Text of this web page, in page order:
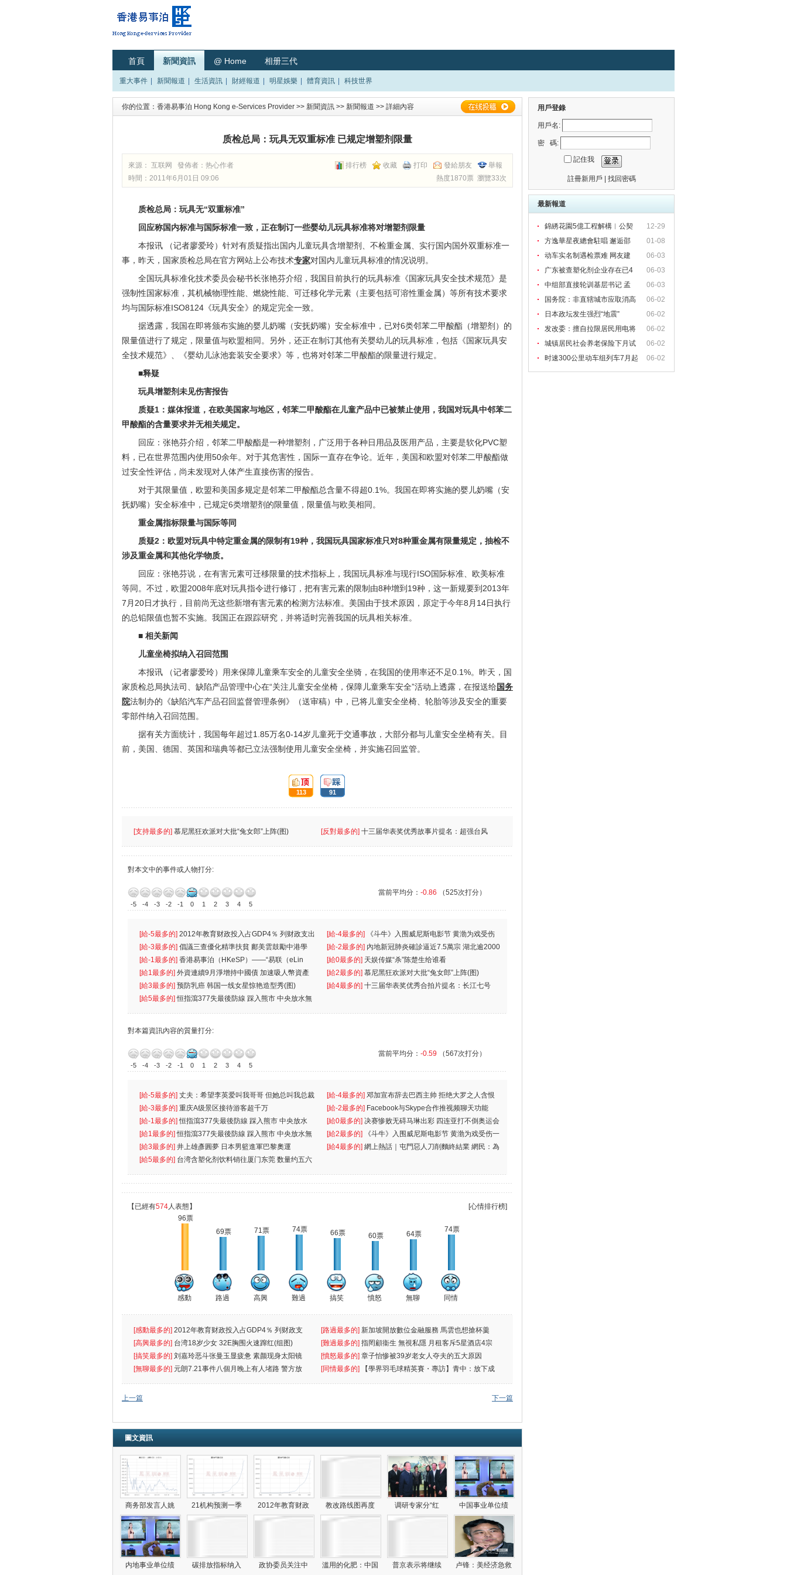
首頁 新聞資訊 @ Home 相册三代
重大事件 新聞報道 生活資訊 財經報道 明星娛樂 體育資訊 科技世界
你的位置： 香港易事泊 Hong Kong e-Services Provider >> 新聞資訊 >> 新聞報道 >> 詳細內容
质检总局：玩具无双重标准 已规定增塑剂限量
排行榜 收藏 打印 發給朋友 舉報
來源： 互联网 發佈者： 热心作者
熱度1870票 瀏覽33次
時間：2011年6月01日 09:06
质检总局：玩具无“双重标准”
回应称国内标准与国际标准一致，正在制订一些婴幼儿玩具标准将对增塑剂限量
本报讯 （记者廖爱玲）针对有质疑指出国内儿童玩具含增塑剂、不检重金属、实行国内国外双重标准一
事，昨天，国家质检总局在官方网站上公布技术专家对国内儿童玩具标准的情况说明。
全国玩具标准化技术委员会秘书长张艳芬介绍，我国目前执行的玩具标准《国家玩具安全技术规范》是
强制性国家标准，其机械物理性能、燃烧性能、可迁移化学元素（主要包括可溶性重金属）等所有技术要求
均与国际标准ISO8124《玩具安全》的规定完全一致。
据透露，我国在即将颁布实施的婴儿奶嘴（安抚奶嘴）安全标准中，已对6类邻苯二甲酸酯（增塑剂）的
限量值进行了规定，限量值与欧盟相同。另外，还正在制订其他有关婴幼儿的玩具标准，包括《国家玩具安
全技术规范》、《婴幼儿泳池套装安全要求》等，也将对邻苯二甲酸酯的限量进行规定。
■释疑
玩具增塑剂未见伤害报告
质疑1：媒体报道，在欧美国家与地区，邻苯二甲酸酯在儿童产品中已被禁止使用，我国对玩具中邻苯二
甲酸酯的含量要求并无相关规定。
回应：张艳芬介绍，邻苯二甲酸酯是一种增塑剂，广泛用于各种日用品及医用产品，主要是软化PVC塑
料，已在世界范围内使用50余年。对于其危害性，国际一直存在争论。近年，美国和欧盟对邻苯二甲酸酯做
过安全性评估，尚未发现对人体产生直接伤害的报告。
对于其限量值，欧盟和美国多规定是邻苯二甲酸酯总含量不得超0.1%。我国在即将实施的婴儿奶嘴（安
抚奶嘴）安全标准中，已规定6类增塑剂的限量值，限量值与欧美相同。
重金属指标限量与国际等同
质疑2：欧盟对玩具中特定重金属的限制有19种，我国玩具国家标准只对8种重金属有限量规定，抽检不
涉及重金属和其他化学物质。
回应：张艳芬说，在有害元素可迁移限量的技术指标上，我国玩具标准与现行ISO国际标准、欧美标准
等同。不过，欧盟2008年底对玩具指令进行修订，把有害元素的限制由8种增到19种，这一新规要到2013年
7月20日才执行，目前尚无这些新增有害元素的检测方法标准。美国由于技术原因，原定于今年8月14日执行
的总铅限值也暂不实施。我国正在跟踪研究，并将适时完善我国的玩具相关标准。
■ 相关新闻
儿童坐椅拟纳入召回范围
本报讯 （记者廖爱玲）用来保障儿童乘车安全的儿童安全坐骑，在我国的使用率还不足0.1%。昨天，国
家质检总局执法司、缺陷产品管理中心在“关注儿童安全坐椅，保障儿童乘车安全”活动上透露，在报送给国务
院法制办的《缺陷汽车产品召回监督管理条例》（送审稿）中，已将儿童安全坐椅、轮胎等涉及安全的重要
零部件纳入召回范围。
据有关方面统计，我国每年超过1.85万名0-14岁儿童死于交通事故，大部分都与儿童安全坐椅有关。目
前，美国、德国、英国和瑞典等都已立法强制使用儿童安全坐椅，并实施召回监管。
頂:
113
踩:
91
[支持最多的] 慕尼黑狂欢派对大批“兔女郎”上阵(图) [反對最多的] 十三届华表奖优秀故事片提名：超强台风
對本文中的事件或人物打分:
-5 -4 -3 -2 -1 0 1 2 3 4 5
當前平均分： -0.86 （525次打分）
[給-5最多的] 2012年教育财政投入占GDP4％ 列财政支出
首位
[給-4最多的]
《斗牛》入围威尼斯电影节 黄渤为戏受伤
一
[給-3最多的] 倡議三查優化精準扶貧 鄺美雲鼓勵中港學
生
[給-2最多的] 內地新冠肺炎確診逼近7.5萬宗 湖北逾2000
人
[給-1最多的] 香港易事泊（HKeSP）——“易联（eLin
k）”项目
[給0最多的] 天娱传媒“杀”陈楚生给谁看
[給1最多的] 外資連續9月淨增持中國債 加速吸人幣資產 [給2最多的] 慕尼黑狂欢派对大批“兔女郎”上阵(图)
[給3最多的] 预防乳癌 韩国一线女星惊艳造型秀(图) [給4最多的] 十三届华表奖优秀合拍片提名：长江七号
[給5最多的]恒指瀉377失最後防線 踩入熊市 中央放水無
對本篇資訊內容的質量打分:
-5 -4 -3 -2 -1 0 1 2 3 4 5
當前平均分： -0.59 （567次打分）
[給-5最多的] 丈夫：希望李英爱叫我哥哥 但她总叫我总裁
先
[給-4最多的] 邓加宣布辞去巴西主帅 拒绝大罗之人含恨
离
[給-3最多的] 重庆A级景区接待游客超千万 [給-2最多的] Facebook与Skype合作推视频聊天功能
[給-1最多的]恒指瀉377失最後防線 踩入熊市 中央放水
無
[給0最多的] 决赛惨败无碍马琳出彩 四连亚打不倒奥运会
[給1最多的]恒指瀉377失最後防線 踩入熊市 中央放水無 [給2最多的]
《斗牛》入围威尼斯电影节 黄渤为戏受伤一
[給3最多的] 井上雄彥圓夢 日本男籃進軍巴黎奧運 [給4最多的] 網上熱話｜屯門惡人刀削麵終結業 網民：為
[給5最多的] 台湾含塑化剂饮料销往厦门东莞 数量约五六
[心情排行榜]
【已經有574人表態】
96票
感動
69票
路過
71票
高興
74票
難過
66票
搞笑
60票
憤怒
64票
無聊
74票
同情
[感動最多的] 2012年教育财政投入占GDP4％ 列财政支
出首位
[路過最多的] 新加坡開放數位金融服務 馬雲也想搶杯羹
[高興最多的] 台湾18岁少女 32E胸围火速蹿红(组图) [難過最多的] 指罔顧衞生 無視私隱 月租客斥5星酒店4宗
罪
[搞笑最多的] 刘嘉玲恶斗张曼玉显疲惫 素颜现身太阳镜
遮
[憤怒最多的] 章子怡惨被39岁老女人夺夫的五大原因
[無聊最多的] 元朗7.21事件八個月晚上有人堵路 警方放
催
[同情最多的]
【學界羽毛球精英賽・專訪】青中：放下成
敗
上一篇
下一篇
圖文資訊
商务部发言人姚 21机构预测一季 2012年教育财政 教改路线图再度 调研专家分“红 中国事业单位绩
内地事业单位绩 碳排放指标纳入 政协委员关注中 滥用的化肥：中国 普京表示将继续 卢锋：美经济急救
用戶登錄
用戶名:
密 碼:
記住我
註冊新用戶 找回密碼
最新報道
12-29
錦綉花園5億工程解構︱公契
所
01-08
方逸華星夜總會駐唱 邂逅邵
06-03
动车实名制遇检票难 网友建
06-03
广东被查塑化剂企业存在已4
06-03
中组部直接轮训基层书记 孟
06-02
国务院：非直辖城市应取消高
校
06-02
日本政坛发生强烈“地震”
06-02
发改委：擅自拉限居民用电将
处
06-02
城镇居民社会养老保险下月试
06-02
时速300公里动车组列车7月起